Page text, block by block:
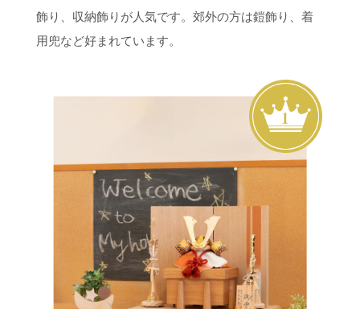
飾り、収納飾りが人気です。郊外の方は鎧飾り、着
用兜など好まれています。